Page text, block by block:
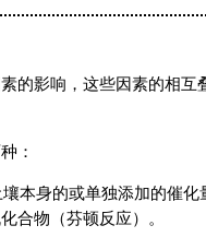
的影响，这些因素的相
：
本身的或单独添加的催
合物（芬顿反应）。